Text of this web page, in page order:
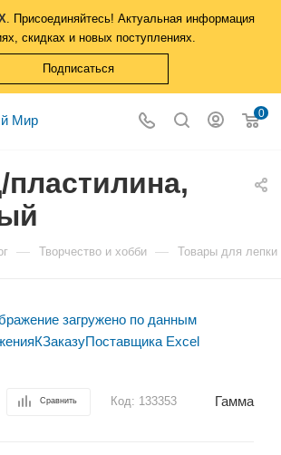
. Присоединяйтесь! Актуальная информация
скидках и новых поступлениях.
Подписаться
0
— Творчество и хобби — Товары для лепки
Сравнить Код: 133353 Гамма